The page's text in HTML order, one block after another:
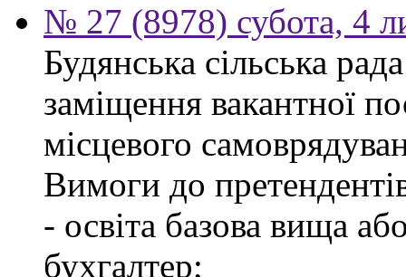
№ 27 (8978) субота, 4
Будянська сільська
заміщення вакантної
місцевого
Вимоги до
- освіта базова вища
бухгалтер;